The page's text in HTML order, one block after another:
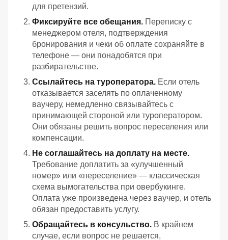
для претензий.
Фиксируйте все обещания. Переписку с
менеджером отеля, подтверждения
бронирования и чеки об оплате сохраняйте в
телефоне — они понадобятся при
разбирательстве.
Ссылайтесь на туроператора. Если отель
отказывается заселять по оплаченному
ваучеру, немедленно связывайтесь с
принимающей стороной или туроператором.
Они обязаны решить вопрос переселения или
компенсации.
Не соглашайтесь на доплату на месте.
Требование доплатить за «улучшенный
номер» или «переселение» — классическая
схема вымогательства при овербукинге.
Оплата уже произведена через ваучер, и отель
обязан предоставить услугу.
Обращайтесь в консульство. В крайнем
случае, если вопрос не решается,